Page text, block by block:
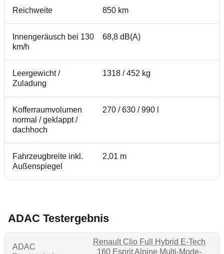
Reichweite 850 km
Innengeräusch bei 130
km/h
68,8 dB(A)
Leergewicht /
Zuladung
1318 / 452 kg
Kofferraumvolumen
normal / geklappt /
dachhoch
270 / 630 / 990 l
Fahrzeugbreite inkl.
Außenspiegel
2,01 m
ADAC Testergebnis
ADAC
Renault Clio Full Hybrid E-Tech
160 Esprit Alpine Multi-Mode-